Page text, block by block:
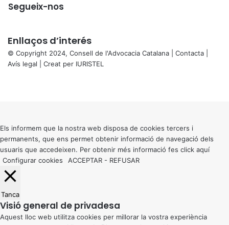
Segueix-nos
Enllaços d’interés
© Copyright 2024, Consell de l'Advocacia Catalana | Contacta
Avís legal | Creat per IURISTEL
button
Els informem que la nostra web disposa de cookies tercers i
permanents, que ens permet obtenir informació de navegació dels
usuaris que accedeixen. Per obtenir més informació fes click aquí
Configurar cookies
ACCEPTAR - REFUSAR
Tanca
Visió general de privadesa
Aquest lloc web utilitza cookies per millorar la vostra experiència